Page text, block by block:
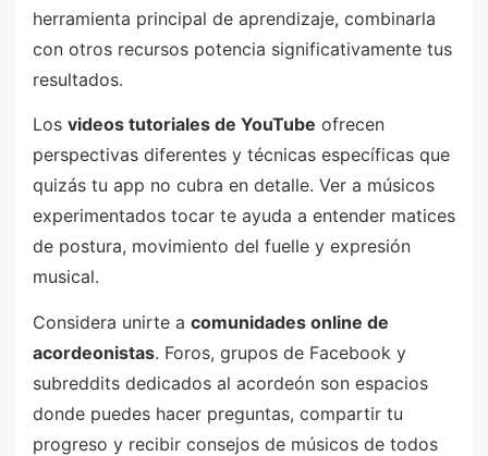
herramienta principal de aprendizaje, combinarla
con otros recursos potencia significativamente tus
resultados.
Los videos tutoriales de YouTube ofrecen
perspectivas diferentes y técnicas específicas que
quizás tu app no cubra en detalle. Ver a músicos
experimentados tocar te ayuda a entender matices
de postura, movimiento del fuelle y expresión
musical.
Considera unirte a comunidades online de
acordeonistas. Foros, grupos de Facebook y
subreddits dedicados al acordeón son espacios
donde puedes hacer preguntas, compartir tu
progreso y recibir consejos de músicos de todos